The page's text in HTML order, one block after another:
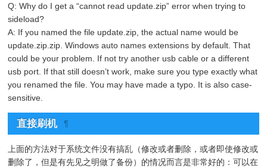
Q: Why do I get a “cannot read update.zip” error when trying to
sideload?
A: If you named the file update.zip, the actual name would be
update.zip.zip. Windows auto names extensions by default. That
could be your problem. If not try another usb cable or a different
usb port. If that still doesn’t work, make sure you type exactly what
you renamed the file. You may have made a typo. It is also case-
sensitive.
直接刷机 ¶
上面的方法对于系统文件没有搞乱（修改或者删除，或者即使修改或
删除了，但是有先见之明做了备份）的情况而言是非常好的：可以在